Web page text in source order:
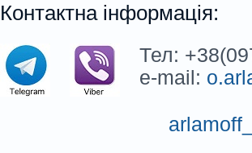
Контактна інформація:
Тел:
e-mail: